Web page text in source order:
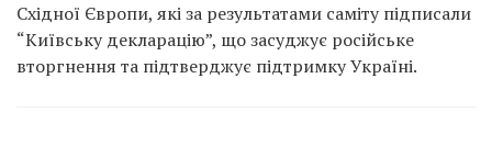
Східної Європи, які за результатами саміту підписали
“Київську декларацію”, що засуджує російське
вторгнення та підтверджує підтримку Україні.